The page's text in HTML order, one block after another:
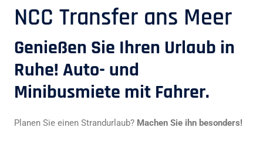
NCC Transfer ans Meer
Genießen Sie Ihren Urlaub in
Ruhe! Auto- und
Minibusmiete mit Fahrer.
Planen Sie einen Strandurlaub? Machen Sie ihn besonders!